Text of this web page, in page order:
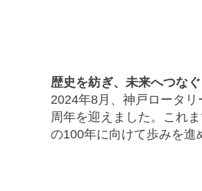
歴史を紡ぎ、未来へつなぐ
2024年8月、神戸ロータ
周年を迎えました。これ
の100年に向けて歩みを進